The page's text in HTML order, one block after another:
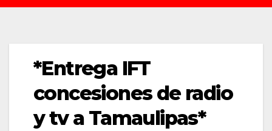
*Entrega IFT
concesiones de radio
y tv a Tamaulipas*